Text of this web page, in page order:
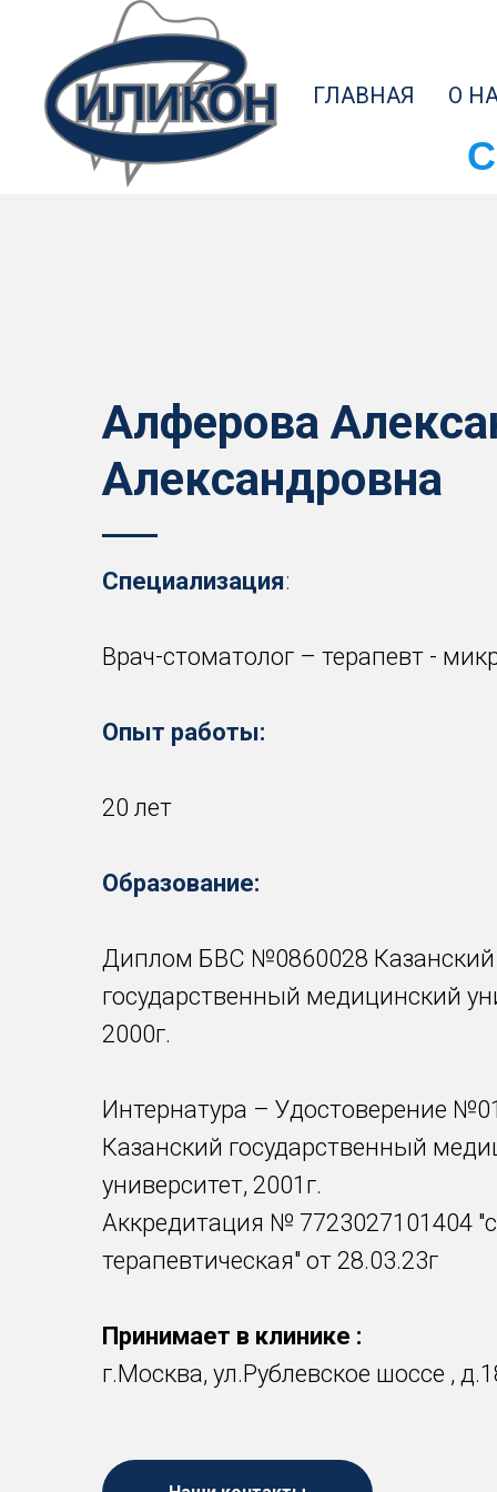
ГЛАВНАЯ О
Алферова
Александровна
Специализация:
Врач-стоматолог – терапевт -
Опыт работы:
20 лет
Образование:
Диплом БВС №0860028 Казанский
государственный медицинский
2000г.
Интернатура – Удостоверение
Казанский государственный
университет, 2001г.
Аккредитация № 7723027101404
терапевтическая" от 28.03.23г
Принимает в клинике :
г.Москва, ул.Рублевское шоссе ,